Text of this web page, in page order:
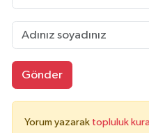
Gönder
Yorum yazarak topluluk